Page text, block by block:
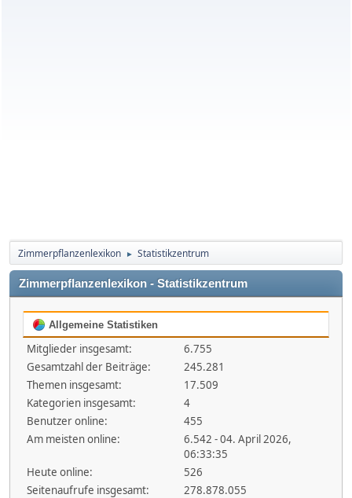
Zimmerpflanzenlexikon ► Statistikzentrum
Zimmerpflanzenlexikon - Statistikzentrum
Allgemeine Statistiken
Mitglieder insgesamt:
6.755
Gesamtzahl der Beiträge:
245.281
Themen insgesamt:
17.509
Kategorien insgesamt:
4
Benutzer online:
455
Am meisten online:
6.542 - 04. April 2026,
06:33:35
Heute online:
526
Seitenaufrufe insgesamt:
278.878.055